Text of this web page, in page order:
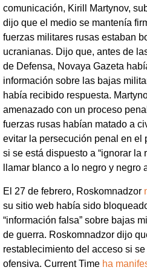
comunicación, Kirill Martynov,
dijo que el medio se mantenía
fuerzas militares rusas estaban
ucranianas. Dijo que, antes de
de Defensa, Novaya Gazeta
información sobre las bajas
había recibido respuesta.
amenazado con un proceso
fuerzas rusas habían matado a
evitar la persecución penal en el
si se está dispuesto a “ignorar la
llamar blanco a lo negro y negro
El 27 de febrero, Roskomnadzor
su sitio web había sido
“información falsa” sobre bajas
de guerra. Roskomnadzor dijo
restablecimiento del acceso si
ofensiva. Current Time ha